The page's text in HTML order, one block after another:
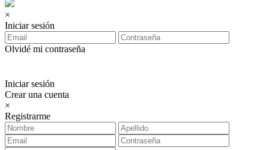
×
Iniciar sesión
Olvidé mi contraseña
Iniciar sesión
Crear una cuenta
×
Registrarme